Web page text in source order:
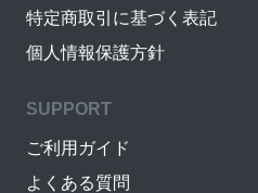
特定商取引に基づく表記
個人情報保護方針
SUPPORT
ご利用ガイド
よくある質問